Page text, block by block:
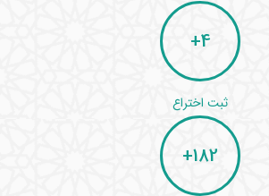
4
+
ثبت اختراع
182
+